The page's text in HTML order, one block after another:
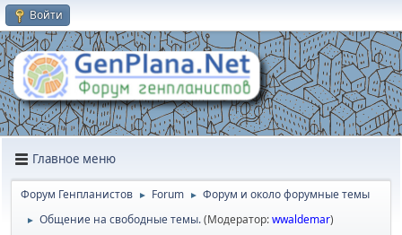
Войти
Главное меню
Форум Генпланистов ► Forum ► Форум и около форумные темы
► Общение на свободные темы.(Модератор:wwaldemar)